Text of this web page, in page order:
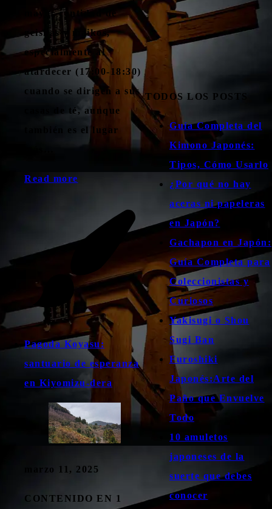
mayor cantidad de
geishas y maikos,
especialmente al
atardecer (17:00-18:30)
cuando se dirigen a sus
casas de té, aunque
también es el lugar
Read more
Pagoda Koyasu:
santuario de esperanza
en Kiyomizu-dera
marzo 11, 2025
CONTENIDO EN 1
TODOS LOS POSTS
Guía Completa del
Kimono Japonés:
Tipos, Cómo Usarlo
¿Por qué no hay
aceras ni papeleras
en Japón?
Gachapon en Japón:
Guía Completa para
Coleccionistas y
Curiosos
Yakisugi o Shou
Sugi Ban
Furoshiki
Japonés:Arte del
Paño que Envuelve
Todo
10 amuletos
japoneses de la
suerte que debes
conocer